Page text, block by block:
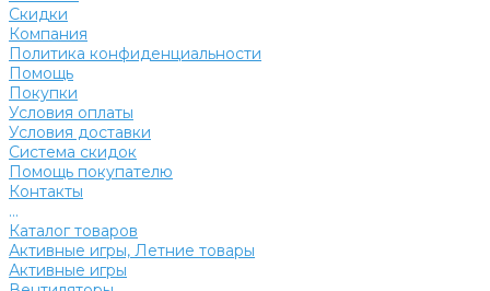
Скидки
Компания
Политика конфиденциальности
Помощь
Покупки
Условия оплаты
Условия доставки
Система скидок
Помощь покупателю
Контакты
...
Каталог товаров
Активные игры, Летние товары
Активные игры